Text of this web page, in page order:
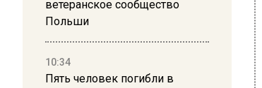
ветеранское сообщество
Польши
10:34
Пять человек погибли в